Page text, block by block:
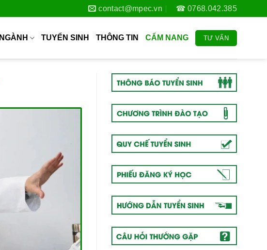
contact@mpec.vn ☎ 0768.042.385
NGÀNH TUYỂN SINH THÔNG TIN CẨM NANG TƯ VẤN